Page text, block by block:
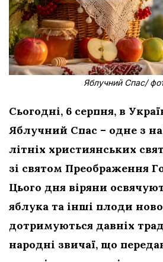
Яблучний Спас/
Сьогодні, 6 серпня, в
Яблучний Спас – одне з
літніх християнських
зі святом Преображення
Цього дня віряни
яблука та інші плоди
дотримуються давніх
народні звичаї, що